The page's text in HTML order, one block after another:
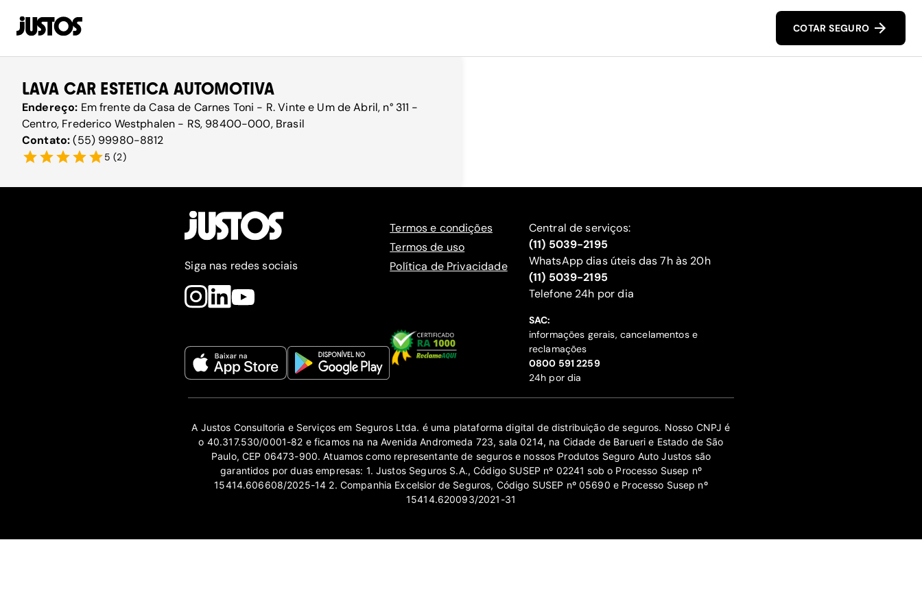
COTAR SEGURO
LAVA CAR ESTETICA AUTOMOTIVA
Endereço: Em frente da Casa de Carnes Toni - R. Vinte e Um de Abril, n° 311 -
Centro, Frederico Westphalen - RS, 98400-000, Brasil
Contato:(55) 99980-8812
5 (2)
Siga nas redes sociais
Termos e condições
Termos de uso
Política de Privacidade
Central de serviços:
(11) 5039-2195
WhatsApp dias úteis das 7h às 20h
(11) 5039-2195
‍Telefone 24h por dia
SAC:
informações gerais, cancelamentos e
reclamações
‍0800 591 2259
24h por dia
A Justos Consultoria e Serviços em Seguros Ltda. é uma plataforma digital de distribuição de seguros. Nosso CNPJ é
o 40.317.530/0001-82 e ficamos na na Avenida Andromeda 723, sala 0214, na Cidade de Barueri e Estado de São
Paulo, CEP 06473-900. Atuamos como representante de seguros e nossos Produtos Seguro Auto Justos são
garantidos por duas empresas: 1. Justos Seguros S.A., Código SUSEP nº 02241 sob o Processo Susep nº
15414.606608/2025-14 2. Companhia Excelsior de Seguros, Código SUSEP nº 05690 e Processo Susep nº
15414.620093/2021-31